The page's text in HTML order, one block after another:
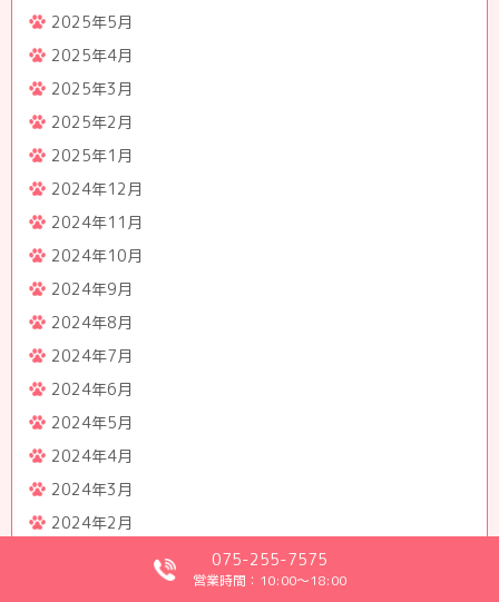
2025年5月
2025年4月
2025年3月
2025年2月
2025年1月
2024年12月
2024年11月
2024年10月
2024年9月
2024年8月
2024年7月
2024年6月
2024年5月
2024年4月
2024年3月
2024年2月
075-255-7575
営業時間：10:00～18:00